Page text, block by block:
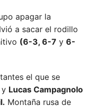
apagar la
a sacar el rodillo
(6-3, 6-7 y 6-
el que se
y Lucas Campagnolo
Montaña rusa de